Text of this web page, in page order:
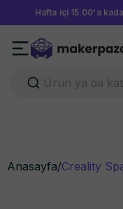
Hafta içi 15.00'a
Anasayfa/Creality